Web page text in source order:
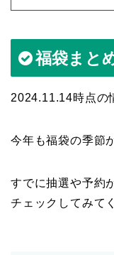
福袋まと
2024.11.14時点の
今年も福袋の季節
すでに抽選や予約
チェックしてみて